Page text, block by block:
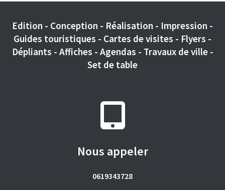
Edition - Conception - Réalisation - Impression -
Guides touristiques - Cartes de visites - Flyers -
Dépliants - Affiches - Agendas - Travaux de ville -
Set de table
Nous appeler
0619343728